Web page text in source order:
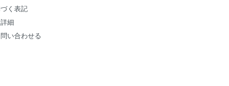
く表記
細
い合わせる